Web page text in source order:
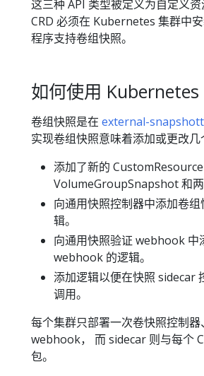
这三种 API 类型被定义为自定义
CRD 必须在 Kubernetes 集群中
程序支持卷组快照。
如何使用
卷组快照是在 external-
实现卷组快照意味着添加或更改几
添加了新的
VolumeGroupSnapshot 和两
向通用快照控制器中添加卷
辑。
向通用快照验证 webhook 中
webhook 的逻辑。
添加逻辑以便在快照 sidecar
调用。
每个集群只部署一次卷快照控制器
webhook， 而 sidecar 则与每个
包。